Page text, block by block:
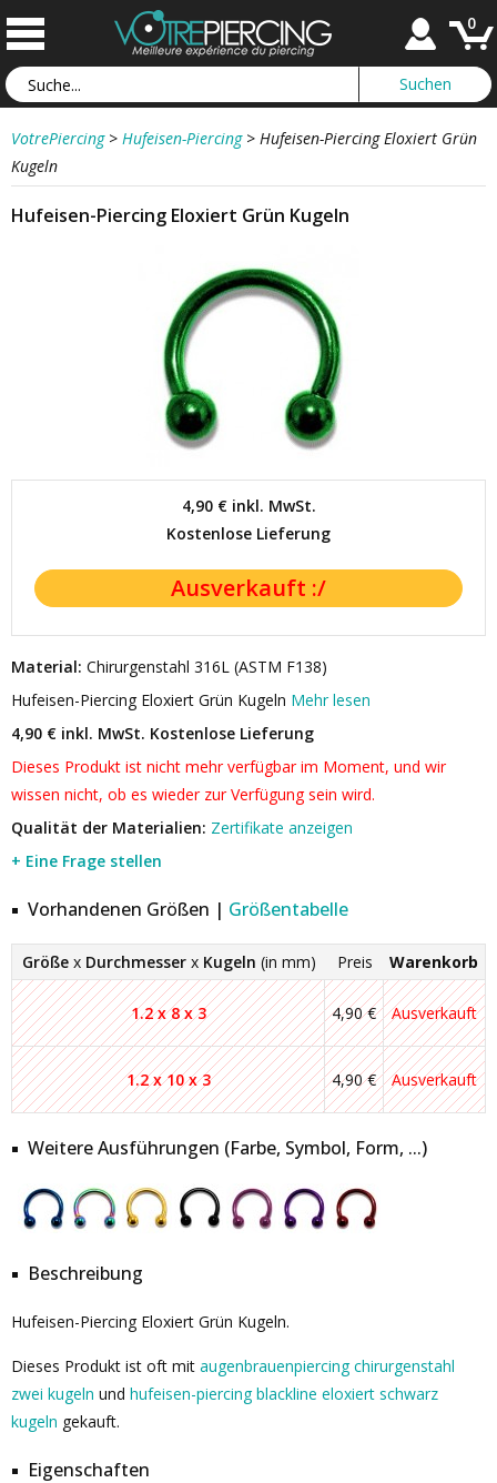
0
VotrePiercing > Hufeisen-Piercing > Hufeisen-Piercing Eloxiert Grün
Kugeln
Hufeisen-Piercing Eloxiert Grün Kugeln
4,90 €inkl. MwSt.
Kostenlose Lieferung
Material: Chirurgenstahl 316L (ASTM F138)
Hufeisen-Piercing Eloxiert Grün Kugeln Mehr lesen
4,90 € inkl. MwSt. Kostenlose Lieferung
Dieses Produkt ist nicht mehr verfügbar im Moment, und wir
wissen nicht, ob es wieder zur Verfügung sein wird.
Qualität der Materialien: Zertifikate anzeigen
+ Eine Frage stellen
Vorhandenen Größen | Größentabelle
Größe x Durchmesser x Kugeln (in mm) Preis Warenkorb
1.2 x 8 x 3 4,90 € Ausverkauft
1.2 x 10 x 3 4,90 € Ausverkauft
Weitere Ausführungen (Farbe, Symbol, Form, ...)
Beschreibung
Hufeisen-Piercing Eloxiert Grün Kugeln.
Dieses Produkt ist oft mit augenbrauenpiercing chirurgenstahl
zwei kugeln und hufeisen-piercing blackline eloxiert schwarz
kugeln gekauft.
Eigenschaften